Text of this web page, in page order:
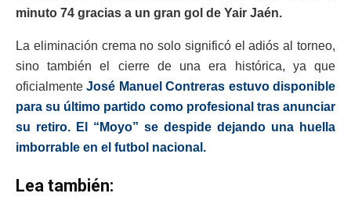
minuto 74 gracias a un gran gol de Yair Jaén.
La eliminación crema no solo significó el adiós al torneo,
sino también el cierre de una era histórica, ya que
oficialmente José Manuel Contreras estuvo disponible
para su último partido como profesional tras anunciar
su retiro. El “Moyo” se despide dejando una huella
imborrable en el futbol nacional.
Lea también: